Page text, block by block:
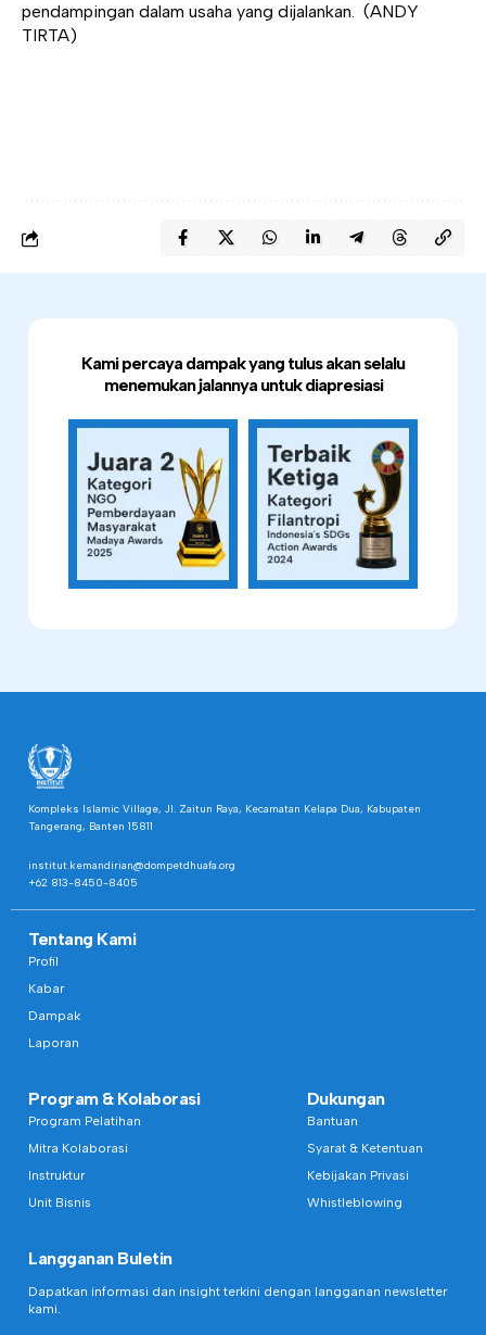
pendampingan dalam usaha yang dijalankan. (ANDY
TIRTA)
Kami percaya dampak yang tulus akan selalu
menemukan jalannya untuk diapresiasi
Kompleks Islamic Village, Jl. Zaitun Raya, Kecamatan Kelapa Dua, Kabupaten
Tangerang, Banten 15811
institut.kemandirian@dompetdhuafa.org
+62 813-8450-8405
Tentang Kami
Profil
Kabar
Dampak
Laporan
Program & Kolaborasi
Program Pelatihan
Mitra Kolaborasi
Instruktur
Unit Bisnis
Dukungan
Bantuan
Syarat & Ketentuan
Kebijakan Privasi
Whistleblowing
Langganan Buletin
Dapatkan informasi dan insight terkini dengan langganan newsletter
kami.